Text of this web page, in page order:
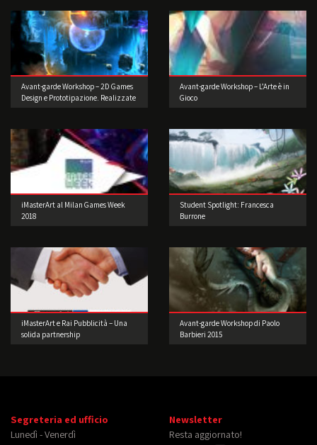
Avant-garde Workshop – 2D Games
Design e Prototipazione. Realizzate
Avant-garde Workshop – L’Arte è in
Gioco
iMasterArt al Milan Games Week
2018
Student Spotlight: Francesca
Burrone
iMasterArt e Rai Pubblicità – Una
solida partnership
Avant-garde Workshop di Paolo
Barbieri 2015
Segreteria ed ufficio
Lunedì - Venerdì
Newsletter
Resta aggiornato!